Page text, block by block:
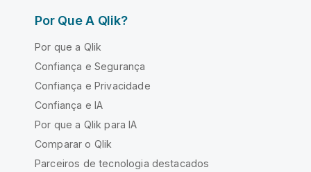
Por Que A Qlik?
Por que a Qlik
Confiança e Segurança
Confiança e Privacidade
Confiança e IA
Por que a Qlik para IA
Comparar o Qlik
Parceiros de tecnologia destacados